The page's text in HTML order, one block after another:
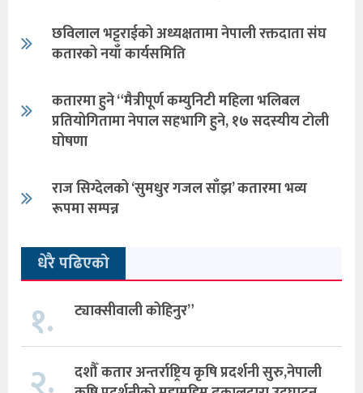
छविलाल भट्टराईको अध्यक्षतामा नेपाली रक्तदाता संघ
कतारको नयाँ कार्यसमिति
कतारमा हुने “मैत्रीपूर्ण कम्युनिटी महिला भलिबल
प्रतियोगितामा नेपाल सहभागि हुने, १७ सदस्यीय टोली
घोषणा
राज सिग्देलको ‘सुमधुर गजल साँझ’ कतारमा भव्य
रूपमा सम्पन्न
धेरै पढिएको
१. ट्याक्सीवाली कोहिनुर”
दशौँ कतार अन्तर्राष्ट्रिय कृषि प्रदर्शनी सुरु,नेपाली